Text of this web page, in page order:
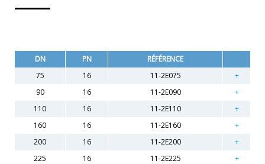
DN PN
RÉFÉRENCE
75
16
11-2E075
90
16
11-2E090
110
16
11-2E110
160
16
11-2E160
200
16
11-2E200
225
16
11-2E225